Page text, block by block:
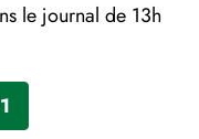
le journal de 13h